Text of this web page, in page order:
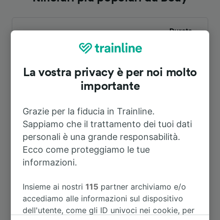
Durata
A Nizza
A Parigi
A Reims Ville 7h 41m
La vostra privacy è per noi molto
importante
Grazie per la fiducia in Trainline.
Sappiamo che il trattamento dei tuoi dati
personali è una grande responsabilità.
Ecco come proteggiamo le tue
informazioni.
Insieme ai nostri115 partner archiviamo e/o
accediamo alle informazioni sul dispositivo
dell'utente, come gli ID univoci nei cookie, per